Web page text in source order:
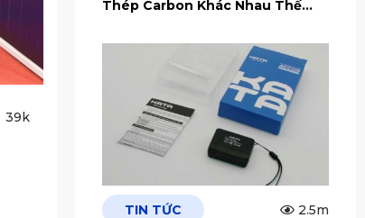
39k
Thép Carbon Khác Nhau Thế
TIN TỨC
2.5m